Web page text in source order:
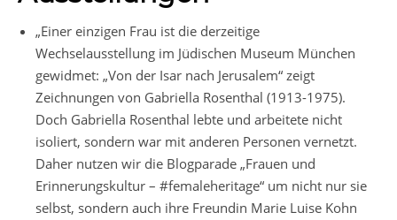
„Einer einzigen Frau ist die derzeitige
Wechselausstellung im Jüdischen Museum München
gewidmet: „Von der Isar nach Jerusalem“ zeigt
Zeichnungen von Gabriella Rosenthal (1913-1975).
Doch Gabriella Rosenthal lebte und arbeitete nicht
isoliert, sondern war mit anderen Personen vernetzt.
Daher nutzen wir die Blogparade „Frauen und
Erinnerungskultur – #femaleheritage“ um nicht nur sie
selbst, sondern auch ihre Freundin Marie Luise Kohn